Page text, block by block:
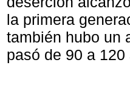
la primera
también hubo un
pasó de 90 a